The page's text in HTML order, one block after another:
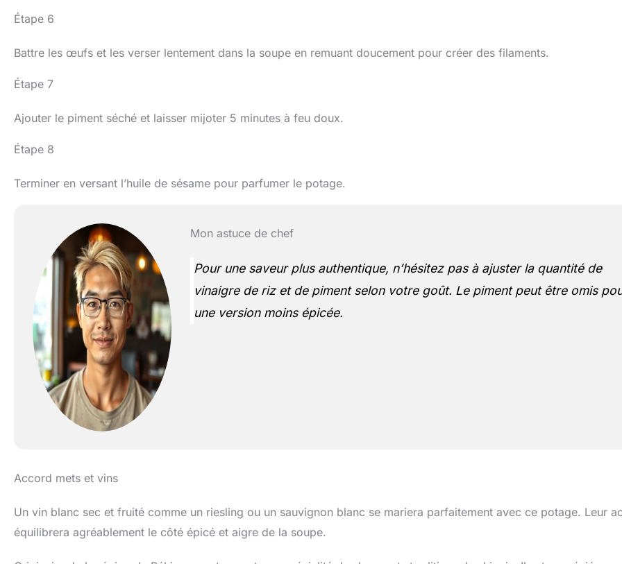
Étape 6
Battre les œufs et les verser lentement dans la soupe en remuant doucement pour créer des filaments.
Étape 7
Ajouter le piment séché et laisser mijoter 5 minutes à feu doux.
Étape 8
Terminer en versant l’huile de sésame pour parfumer le potage.
Mon astuce de chef
Pour une saveur plus authentique, n’hésitez pas à ajuster la quantité de
vinaigre de riz et de piment selon votre goût. Le piment peut être omis
une version moins épicée.
Accord mets et vins
Un vin blanc sec et fruité comme un riesling ou un sauvignon blanc se mariera parfaitement avec ce potage. Leur
équilibrera agréablement le côté épicé et aigre de la soupe.